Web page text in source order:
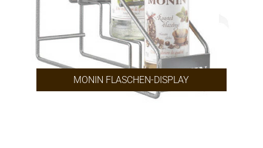
MONIN FLASCHEN-DISPLAY